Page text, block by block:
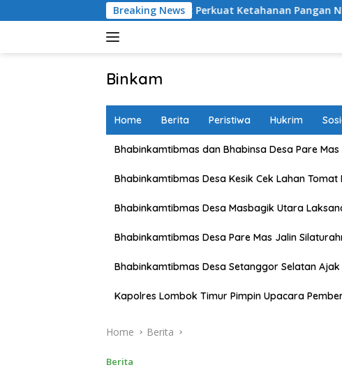
to
Breaking News
Lombok Barat Perkuat Ketahanan Pangan Nasional
Binkam
Home Berita Peristiwa Hukrim
Bhabinkamtibmas dan Bhabinsa Desa Pare
Bhabinkamtibmas Desa Kesik Cek Lahan
Bhabinkamtibmas Desa Masbagik Utara
Bhabinkamtibmas Desa Pare Mas Jalin
Bhabinkamtibmas Desa Setanggor Selatan
Kapolres Lombok Timur Pimpin Upacara
Home Berita
Berita